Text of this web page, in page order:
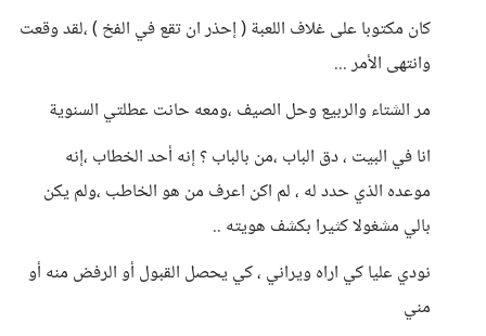
كان مكتوبا على غلاف اللعبة ( إحذر ان تقع في الفخ ) ،لقد وقعت
وانتهى الأمر ...
مر الشتاء والربيع وحل الصيف ،ومعه حانت عطلتي السنوية
انا في البيت ، دق الباب ،من بالباب ؟ إنه أحد الخطاب ،إنه
موعده الذي حدد له ، لم اكن اعرف من هو الخاطب ،ولم يكن
بالي مشغولا كثيرا بكشف هويته ..
نودي عليا كي اراه ويراني ، كي يحصل القبول أو الرفض منه أو
مني